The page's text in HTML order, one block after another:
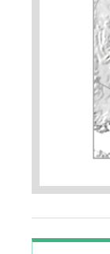
druh